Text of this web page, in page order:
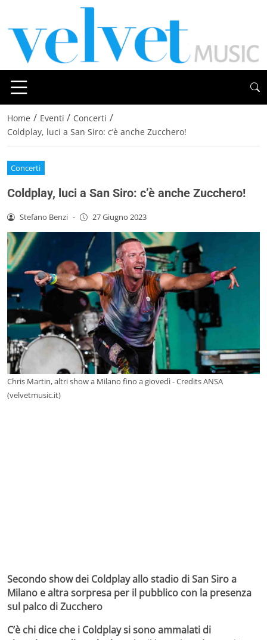
Home / Eventi / Concerti /
Coldplay, luci a San Siro: c’è anche Zucchero!
Concerti
Coldplay, luci a San Siro: c’è anche Zucchero!
Stefano Benzi - 27 Giugno 2023
Chris Martin, altri show a Milano fino a giovedì - Credits ANSA
(velvetmusic.it)
Secondo show dei Coldplay allo stadio di San Siro a
Milano e altra sorpresa per il pubblico con la presenza
sul palco di Zucchero
C’è chi dice che i Coldplay si sono ammalati di